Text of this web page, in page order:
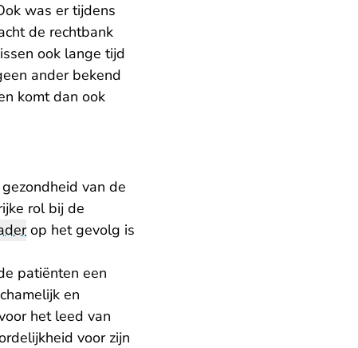
was er tijdens
de rechtbank
ook lange tijd
ander bekend
komt dan ook
van de
rol bij de
op het gevolg is
patiënten een
en
het leed van
voor zijn